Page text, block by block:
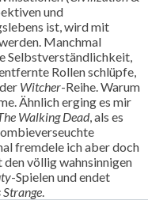
und
ist, wird mit
Manchmal
Selbstverständlichkeit,
Rollen schlüpfe,
Witcher-Reihe. Warum
Ähnlich erging es mir
Walking Dead, als es
fremdele ich aber doch
völlig wahnsinnigen
-Spielen und endet
Strange